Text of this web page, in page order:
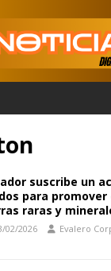
suscribe un
para
raras y
02/2026 Evalero